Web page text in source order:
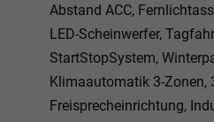
Abstand ACC,
LED-Scheinwerfer,
StartStopSystem,
Klimaautomatik 3-Zonen,
Freisprecheinrichtung,